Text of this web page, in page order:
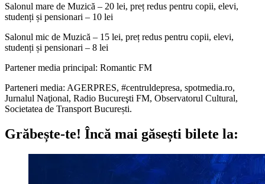
Salonul mare de Muzică – 20 lei, preț redus pentru copii, elevi,
studenți și pensionari – 10 lei
Salonul mic de Muzică – 15 lei, preț redus pentru copii, elevi,
studenți și pensionari – 8 lei
Partener media principal: Romantic FM
Parteneri media: AGERPRES, #centruldepresa, spotmedia.ro,
Jurnalul Naţional, Radio Bucureşti FM, Observatorul Cultural,
Societatea de Transport București.
Grăbește-te! Încă mai găsești bilete la: